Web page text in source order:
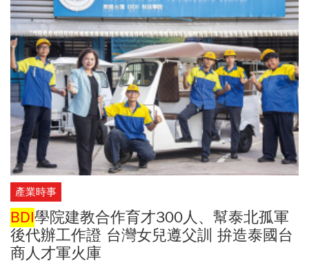
產業時事
BDI學院建教合作育才300人、幫泰北孤軍
後代辦工作證 台灣女兒遵父訓 拚造泰國台
商人才軍火庫